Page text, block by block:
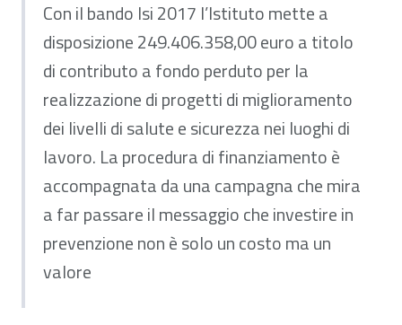
Con il bando Isi 2017 l’Istituto mette a
disposizione 249.406.358,00 euro a titolo
di contributo a fondo perduto per la
realizzazione di progetti di miglioramento
dei livelli di salute e sicurezza nei luoghi di
lavoro. La procedura di finanziamento è
accompagnata da una campagna che mira
a far passare il messaggio che investire in
prevenzione non è solo un costo ma un
valore